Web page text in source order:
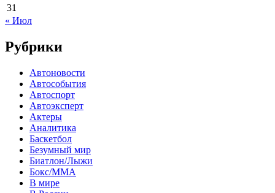
31
« Июл
Рубрики
Автоновости
Автособытия
Автоспорт
Автоэксперт
Актеры
Аналитика
Баскетбол
Безумный мир
Биатлон/Лыжи
Бокс/MMA
В мире